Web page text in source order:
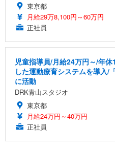
東京都
月給29万8,100円～60万円
正社員
児童指導員/月給24万円～/年
した運動療育システムを導入/
に活動
DRK青山スタジオ
東京都
月給24万円～40万円
正社員